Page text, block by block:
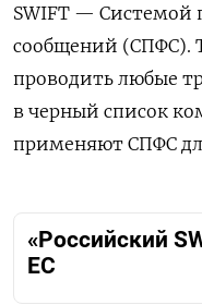
SWIFT — Системой
сообщений (СПФС).
проводить любые
в черный список
применяют СПФС
«Российский
ЕС